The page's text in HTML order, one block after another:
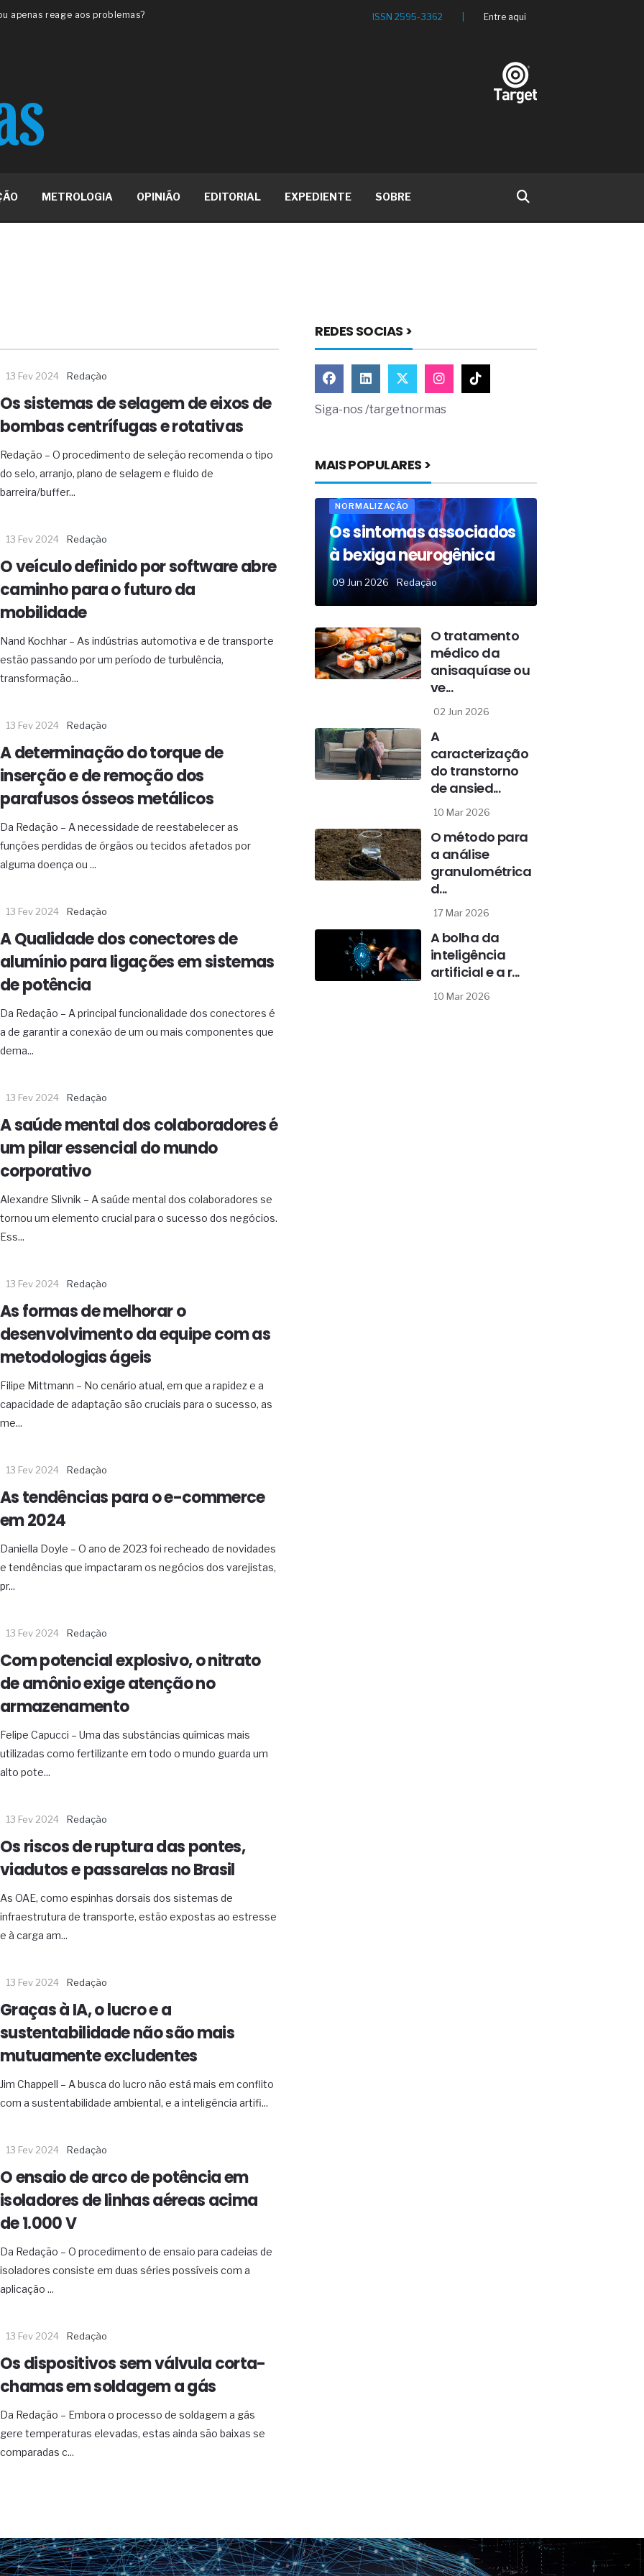
apenas reage aos problemas?
má-fé para tentar criar uma
ISO
metabólica
ânus
de ovário
da fadiga crônica
não está no modelo de IA
B2B e a venda complexa
dos fios, cabos e
com tipologia de giro para as
apenas reage aos problemas?
a frio in situ com emulsão
má-fé para tentar criar uma
ânus
de ovário
da fadiga crônica
cabelos ou calvície
o resultado positivo
em estruturas hidráulicas de
o risco de morte precoce e
nas atividades de
de materiais
não está no modelo de IA
B2B e a venda complexa
ISSN 2595-3362 Entre aqui
METROLOGIA OPINIÃO EDITORIAL EXPEDIENTE SOBRE
13 Fev 2024 Redação
Os sistemas de selagem de eixos de
bombas centrífugas e rotativas
Redação – O procedimento de seleção recomenda o tipo
do selo, arranjo, plano de selagem e fluido de
barreira/buffer...
13 Fev 2024 Redação
O veículo definido por software abre
caminho para o futuro da
mobilidade
Nand Kochhar – As indústrias automotiva e de transporte
estão passando por um período de turbulência,
transformação...
13 Fev 2024 Redação
A determinação do torque de
inserção e de remoção dos
parafusos ósseos metálicos
Da Redação – A necessidade de reestabelecer as
funções perdidas de órgãos ou tecidos afetados por
alguma doença ou ...
13 Fev 2024 Redação
A Qualidade dos conectores de
alumínio para ligações em sistemas
de potência
Da Redação – A principal funcionalidade dos conectores é
a de garantir a conexão de um ou mais componentes que
dema...
13 Fev 2024 Redação
A saúde mental dos colaboradores é
um pilar essencial do mundo
corporativo
Alexandre Slivnik – A saúde mental dos colaboradores se
tornou um elemento crucial para o sucesso dos negócios.
Ess...
13 Fev 2024 Redação
As formas de melhorar o
desenvolvimento da equipe com as
metodologias ágeis
Filipe Mittmann – No cenário atual, em que a rapidez e a
capacidade de adaptação são cruciais para o sucesso, as
me...
13 Fev 2024 Redação
As tendências para o e-commerce
em 2024
Daniella Doyle – O ano de 2023 foi recheado de novidades
e tendências que impactaram os negócios dos varejistas,
pr...
13 Fev 2024 Redação
Com potencial explosivo, o nitrato
de amônio exige atenção no
armazenamento
Felipe Capucci – Uma das substâncias químicas mais
utilizadas como fertilizante em todo o mundo guarda um
alto pote...
13 Fev 2024 Redação
Os riscos de ruptura das pontes,
viadutos e passarelas no Brasil
As OAE, como espinhas dorsais dos sistemas de
infraestrutura de transporte, estão expostas ao estresse
e à carga am...
13 Fev 2024 Redação
Graças à IA, o lucro e a
sustentabilidade não são mais
mutuamente excludentes
Jim Chappell – A busca do lucro não está mais em conflito
com a sustentabilidade ambiental, e a inteligência artifi...
13 Fev 2024 Redação
O ensaio de arco de potência em
isoladores de linhas aéreas acima
de 1.000 V
Da Redação – O procedimento de ensaio para cadeias de
isoladores consiste em duas séries possíveis com a
aplicação ...
13 Fev 2024 Redação
Os dispositivos sem válvula corta-
chamas em soldagem a gás
Da Redação – Embora o processo de soldagem a gás
gere temperaturas elevadas, estas ainda são baixas se
comparadas c...
REDES SOCIAS >
Siga-nos /targetnormas
MAIS POPULARES >
NORMALIZAÇÃO
Os sintomas associados
à bexiga neurogênica
09 Jun 2026 Redação
O tratamento
médico da
anisaquíase ou
ve...
02 Jun 2026
A
caracterização
do transtorno
de ansied...
10 Mar 2026
O método para
a análise
granulométrica
d...
17 Mar 2026
A bolha da
inteligência
artificial e a r...
10 Mar 2026